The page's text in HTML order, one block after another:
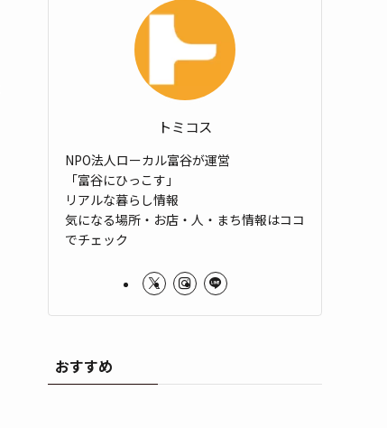
トミコス
NPO法人ローカル富谷が運営
「富谷にひっこす」
リアルな暮らし情報
気になる場所・お店・人・まち情報はココ
でチェック
おすすめ